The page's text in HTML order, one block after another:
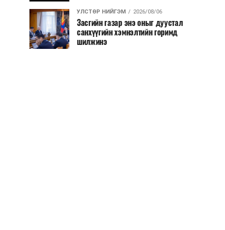
УЛСТӨР НИЙГЭМ 2026/08/06
Засгийн газар энэ оныг дуустал
санхүүгийн хэмнэлтийн горимд
шилжинэ